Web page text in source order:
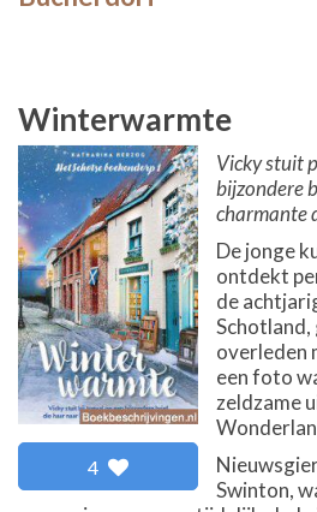
Winterwarmte
4
Vicky stuit
bijzondere
charmante
De jonge
ontdekt
de
Schotland,
overleden
een foto
zeldzame
Swinton,